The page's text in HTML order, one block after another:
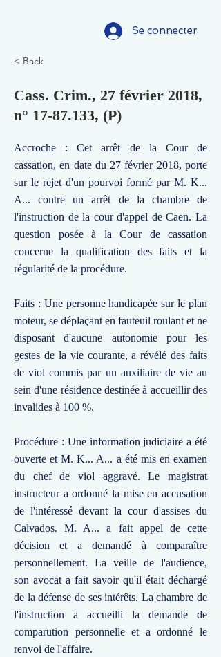
Se connecter
< Back
Cass. Crim., 27 février 2018,
n° 17-87.133, (P)
Accroche : Cet arrêt de la Cour de
cassation, en date du 27 février 2018, porte
sur le rejet d'un pourvoi formé par M. K...
A... contre un arrêt de la chambre de
l'instruction de la cour d'appel de Caen. La
question posée à la Cour de cassation
concerne la qualification des faits et la
régularité de la procédure.
Faits : Une personne handicapée sur le plan
moteur, se déplaçant en fauteuil roulant et ne
disposant d'aucune autonomie pour les
gestes de la vie courante, a révélé des faits
de viol commis par un auxiliaire de vie au
sein d'une résidence destinée à accueillir des
invalides à 100 %.
Procédure : Une information judiciaire a été
ouverte et M. K... A... a été mis en examen
du chef de viol aggravé. Le magistrat
instructeur a ordonné la mise en accusation
de l'intéressé devant la cour d'assises du
Calvados. M. A... a fait appel de cette
décision et a demandé à comparaître
personnellement. La veille de l'audience,
son avocat a fait savoir qu'il était déchargé
de la défense de ses intérêts. La chambre de
l'instruction a accueilli la demande de
comparution personnelle et a ordonné le
renvoi de l'affaire.